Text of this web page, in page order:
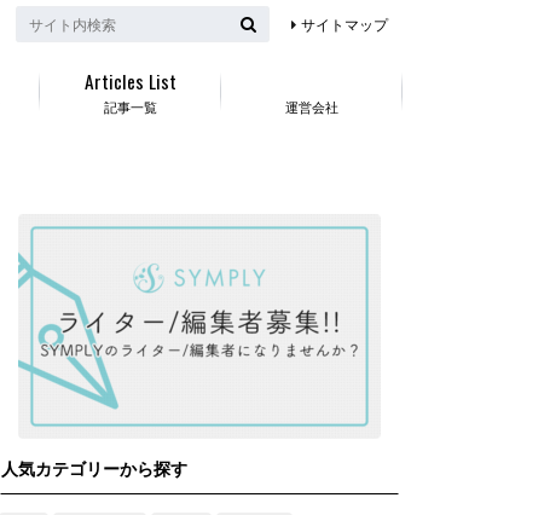
サイトマップ
記事一覧
Articles List
運営会社
人気カテゴリーから探す